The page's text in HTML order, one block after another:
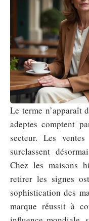
Le terme n’apparaît
adeptes comptent
secteur. Les
surclassent
Chez les maisons
retirer les signes
sophistication des
marque réussit à